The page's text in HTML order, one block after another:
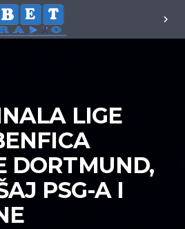
chevron_right
LIGE
DORTMUND,
PSG-A I